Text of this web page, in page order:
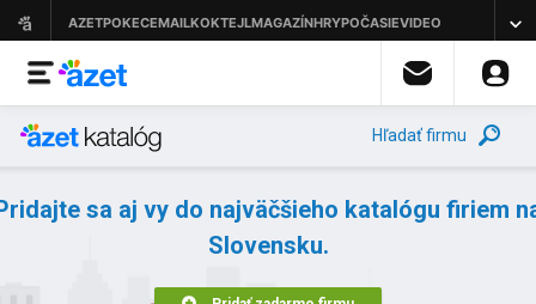
Hľadať firmu
sa aj vy do najväčšieho katalógu firiem
Slovensku.